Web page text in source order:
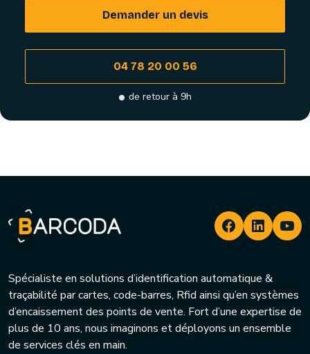
Demander un devis
04 78 20 00 56
de retour à 9h
Spécialiste en solutions d’identification automatique &
traçabilité par cartes, code-barres, Rfid ainsi qu’en systèmes
d’encaissement des points de vente. Fort d’une expertise de
plus de 10 ans, nous imaginons et déployons un ensemble
de services clés en main.